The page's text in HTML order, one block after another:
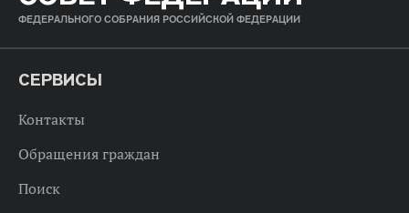
ФЕДЕРАЛЬНОГО СОБРАНИЯ РОССИЙСКОЙ ФЕДЕРАЦИИ
СЕРВИСЫ
Контакты
Обращения граждан
Поиск